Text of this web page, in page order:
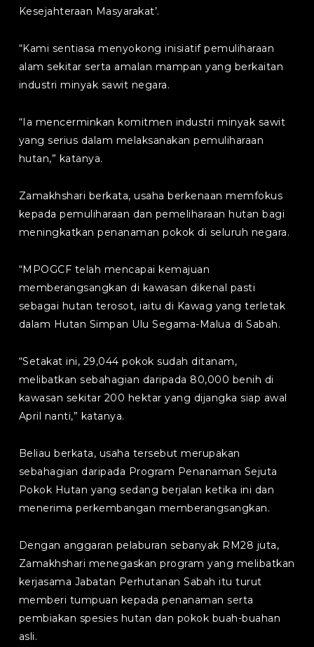
Kesejahteraan Masyarakat’.
“Kami sentiasa menyokong inisiatif pemuliharaan
alam sekitar serta amalan mampan yang berkaitan
industri minyak sawit negara.
“Ia mencerminkan komitmen industri minyak sawit
yang serius dalam melaksanakan pemuliharaan
hutan,” katanya.
Zamakhshari berkata, usaha berkenaan memfokus
kepada pemuliharaan dan pemeliharaan hutan bagi
meningkatkan penanaman pokok di seluruh negara.
“MPOGCF telah mencapai kemajuan
memberangsangkan di kawasan dikenal pasti
sebagai hutan terosot, iaitu di Kawag yang terletak
dalam Hutan Simpan Ulu Segama-Malua di Sabah.
“Setakat ini, 29,044 pokok sudah ditanam,
melibatkan sebahagian daripada 80,000 benih di
kawasan sekitar 200 hektar yang dijangka siap awal
April nanti,” katanya.
Beliau berkata, usaha tersebut merupakan
sebahagian daripada Program Penanaman Sejuta
Pokok Hutan yang sedang berjalan ketika ini dan
menerima perkembangan memberangsangkan.
Dengan anggaran pelaburan sebanyak RM28 juta,
Zamakhshari menegaskan program yang melibatkan
kerjasama Jabatan Perhutanan Sabah itu turut
memberi tumpuan kepada penanaman serta
pembiakan spesies hutan dan pokok buah-buahan
asli.